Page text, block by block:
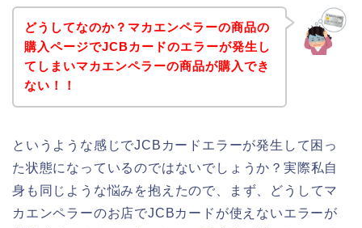
どうしてなのか？マカエンペラーの商品の
購入ページでJCBカードのエラーが発生し
てしまいマカエンペラーの商品が購入でき
ない！！
というような感じでJCBカードエラーが発生して困っ
た状態になっているのではないでしょうか？実際私自
身も同じような悩みを抱えたので、まず、どうしてマ
カエンペラーのお店でJCBカードが使えないエラーが